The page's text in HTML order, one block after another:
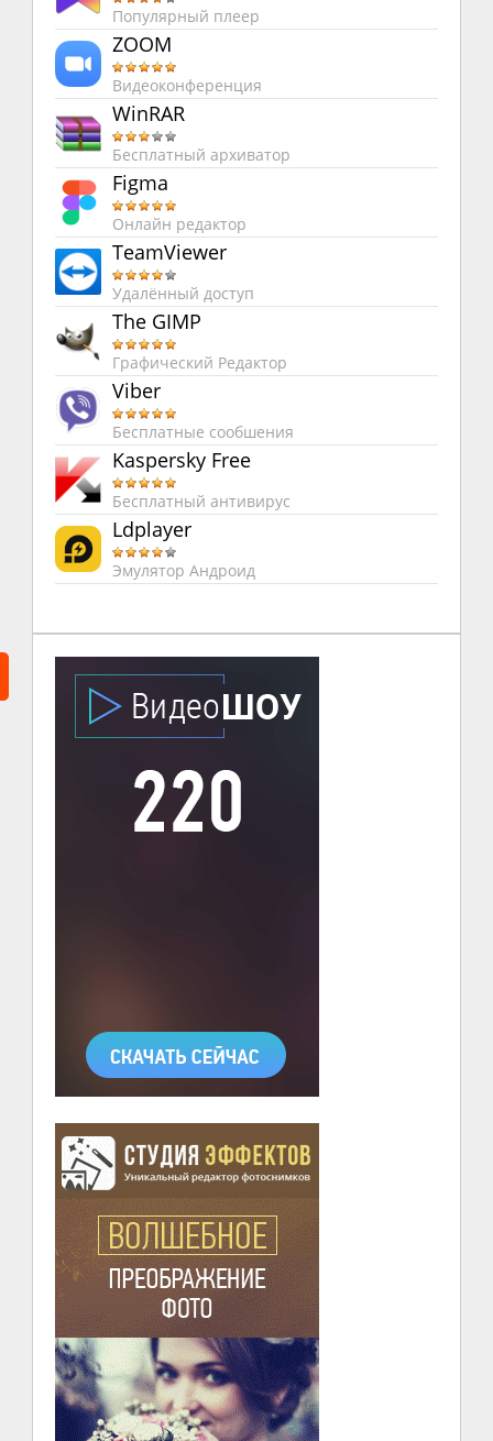
Популярный плеер
ZOOM
Видеоконференция
WinRAR
Бесплатный архиватор
Figma
Онлайн редактор
TeamViewer
Удалённый доступ
The GIMP
Графический Редактор
Viber
Бесплатные сообшения
Kaspersky Free
Бесплатный антивирус
Ldplayer
Эмулятор Андроид